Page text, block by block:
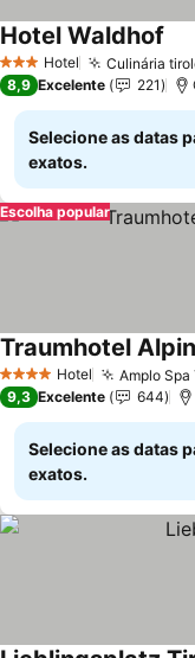
3 EstrelasHotel Culinária
Hotel Waldhof
8,9 Excelente 221
Selecione as datas
exatos.
Escolha popular
4 EstrelasHotel Amplo Spa
Traumhotel
9,3 Excelente 644
Selecione as datas
exatos.